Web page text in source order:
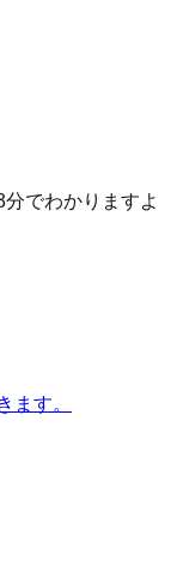
でわかりますよ
ます。